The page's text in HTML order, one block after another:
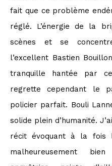
fait que ce problème
réglé. L’énergie de la
scènes et se
l’excellent Bastien
tranquille hantée par
regrette cependant le
policier parfait. Bouli
solide plein d’humanité.
récit évoquant à la fois
malheureusement